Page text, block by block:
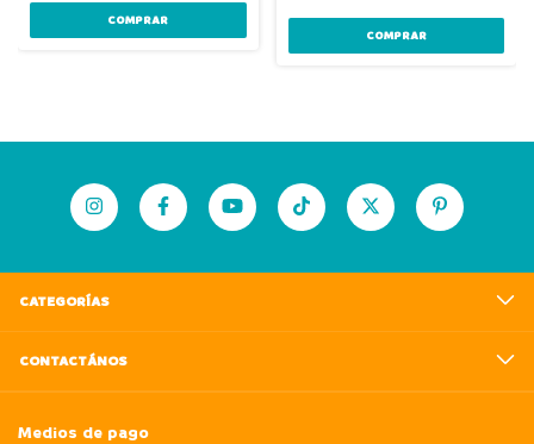
COMPRAR
COMPRAR
CATEGORÍAS
CONTACTÁNOS
Medios de pago